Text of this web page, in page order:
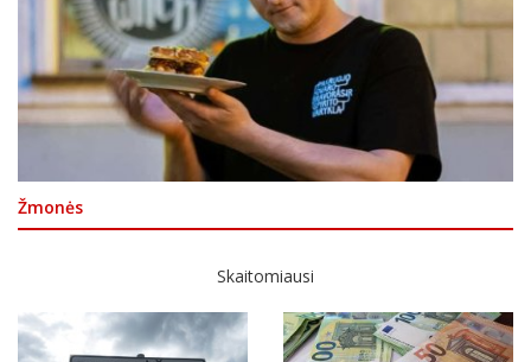
Žmonės
Skaitomiausi